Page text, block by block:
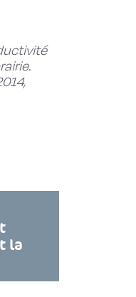
la